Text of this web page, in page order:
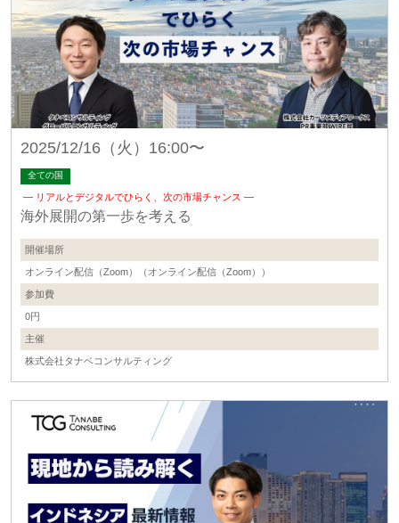
2025/12/16（火）16:00〜
全ての国
― リアルとデジタルでひらく、次の市場チャンス ―
海外展開の第一歩を考える
開催場所
オンライン配信（Zoom）（オンライン配信（Zoom））
参加費
0円
主催
株式会社タナベコンサルティング